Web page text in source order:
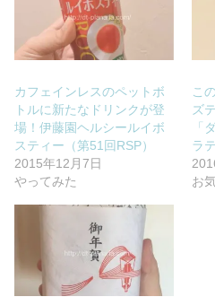
カフェインレスのペットボ
トルに新たなドリンクが登
場！伊藤園ヘルシールイボ
スティー（第51回RSP）
2015年12月7日
やってみた
こ
ズ
「
ラ
お